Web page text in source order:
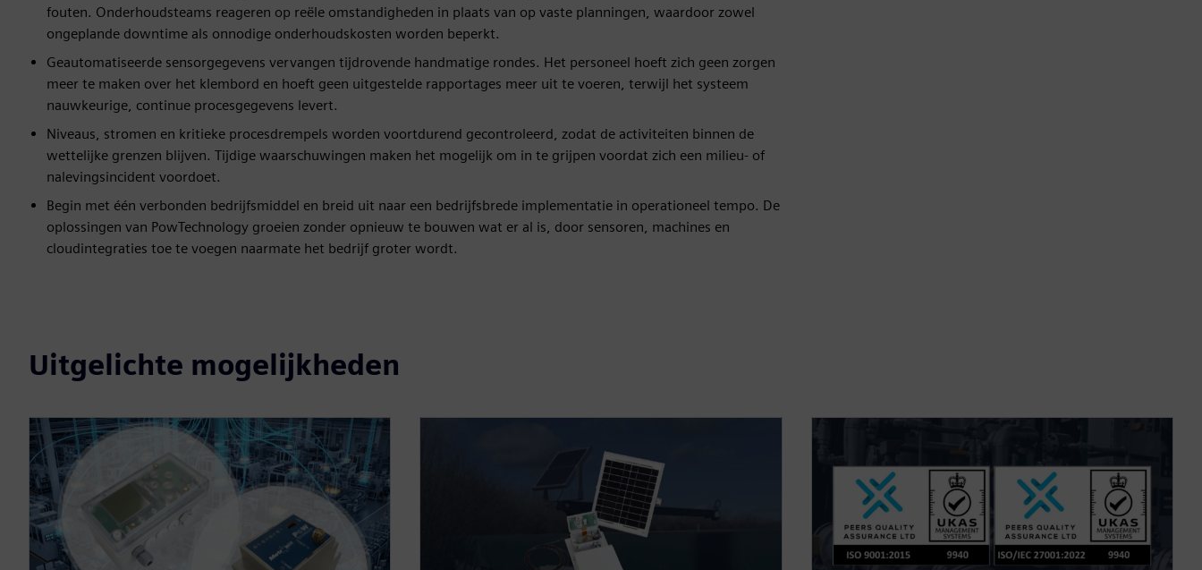
fouten. Onderhoudsteams reageren op reële omstandigheden in plaats van op vaste planningen, waardoor zowel
ongeplande downtime als onnodige onderhoudskosten worden beperkt.
Geautomatiseerde sensorgegevens vervangen tijdrovende handmatige rondes. Het personeel hoeft zich geen zorgen
meer te maken over het klembord en hoeft geen uitgestelde rapportages meer uit te voeren, terwijl het systeem
nauwkeurige, continue procesgegevens levert.
Niveaus, stromen en kritieke procesdrempels worden voortdurend gecontroleerd, zodat de activiteiten binnen de
wettelijke grenzen blijven. Tijdige waarschuwingen maken het mogelijk om in te grijpen voordat zich een milieu- of
nalevingsincident voordoet.
Begin met één verbonden bedrijfsmiddel en breid uit naar een bedrijfsbrede implementatie in operationeel tempo. De
oplossingen van PowTechnology groeien zonder opnieuw te bouwen wat er al is, door sensoren, machines en
cloudintegraties toe te voegen naarmate het bedrijf groter wordt.
Uitgelichte mogelijkheden